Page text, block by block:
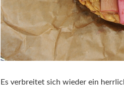
Es verbreitet sich wieder ein